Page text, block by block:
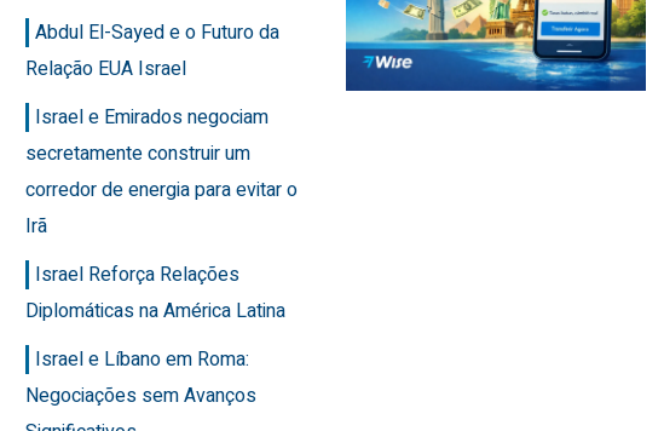
Abdul El-Sayed e o Futuro da
Relação EUA Israel
Israel e Emirados negociam
secretamente construir um
corredor de energia para evitar o
Irã
Israel Reforça Relações
Diplomáticas na América Latina
Israel e Líbano em Roma:
Negociações sem Avanços